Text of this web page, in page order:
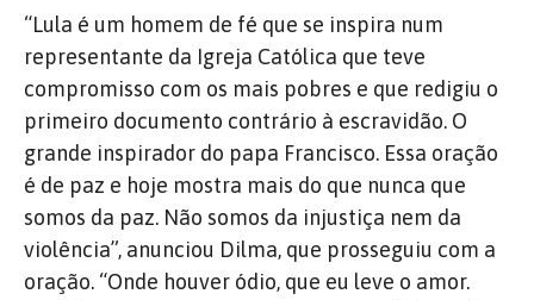
“Lula é um homem de fé que se inspira num
representante da Igreja Católica que teve
compromisso com os mais pobres e que redigiu o
primeiro documento contrário à escravidão. O
grande inspirador do papa Francisco. Essa oração
é de paz e hoje mostra mais do que nunca que
somos da paz. Não somos da injustiça nem da
violência”, anunciou Dilma, que prosseguiu com a
oração. “Onde houver ódio, que eu leve o amor.